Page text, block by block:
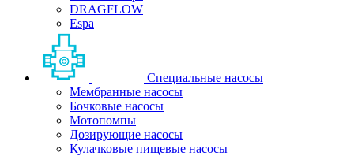
DRAGFLOW
Espa
Специальные насосы
Мембранные насосы
Бочковые насосы
Мотопомпы
Дозирующие насосы
Кулачковые пищевые насосы